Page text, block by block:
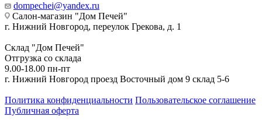
dompechei@yandex.ru
Салон-магазин "Дом Печей"
г. Нижний Новгород, переулок Грекова, д. 1
Склад "Дом Печей"
Отгрузка со склада
9.00-18.00 пн-пт
г. Нижний Новгород проезд Восточный дом 9 склад 5-6
Политика конфиденциальности Пользовательское соглашение
Публичная оферта